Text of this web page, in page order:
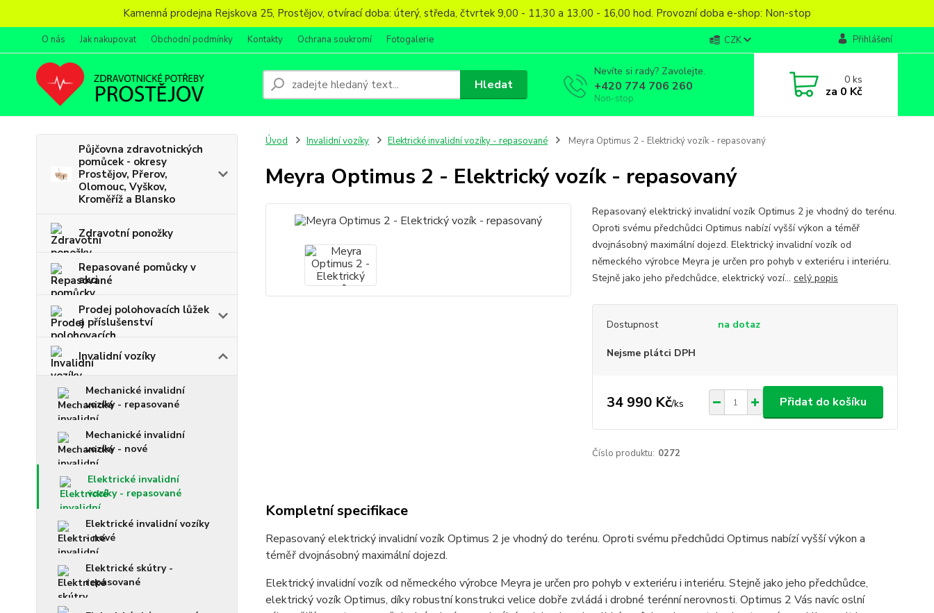
Kamenná prodejna Rejskova 25, Prostějov, otvírací doba: úterý, středa, čtvrtek 9,00 - 11,30 a 13,00 - 16,00 hod. Provozní doba e-shop: Non-stop
O nás Jak nakupovat Obchodní podmínky Kontakty Ochrana soukromí Fotogalerie CZK Přihlášení
Hledat
Nevíte si rady? Zavolejte.
+420 774 706 260
Non-stop
0ks
za 0 Kč
Půjčovna zdravotnických
pomůcek - okresy
Prostějov, Přerov,
Olomouc, Vyškov,
Kroměříž a Blansko
Zdravotní ponožky
Repasované pomůcky v
akci
Prodej polohovacích lůžek
a příslušenství
Invalidní vozíky
Mechanické invalidní
vozíky - repasované
Mechanické invalidní
vozíky - nové
Elektrické invalidní
vozíky - repasované
Elektrické invalidní vozíky
- nové
Elektrické skútry -
repasované
Úvod Invalidní vozíky Elektrické invalidní vozíky - repasované Meyra Optimus 2 - Elektrický vozík - repasovaný
Meyra Optimus 2 - Elektrický vozík - repasovaný
Repasovaný elektrický invalidní vozík Optimus 2 je vhodný do terénu.
Oproti svému předchůdci Optimus nabízí vyšší výkon a téměř
dvojnásobný maximální dojezd. Elektrický invalidní vozík od
německého výrobce Meyra je určen pro pohyb v exteriéru i interiéru.
Stejně jako jeho předchůdce, elektrický vozí... celý popis
Dostupnost na dotaz
Nejsme plátci DPH
34 990 Kč/ks Přidat do košíku
Číslo produktu: 0272
Kompletní specifikace
Repasovaný elektrický invalidní vozík Optimus 2 je vhodný do terénu. Oproti svému předchůdci Optimus nabízí vyšší výkon a
téměř dvojnásobný maximální dojezd.
Elektrický invalidní vozík od německého výrobce Meyra je určen pro pohyb v exteriéru i interiéru. Stejně jako jeho předchůdce,
elektrický vozík Optimus, díky robustní konstrukci velice dobře zvládá i drobné terénní nerovnosti. Optimus 2 Vás navíc oslní